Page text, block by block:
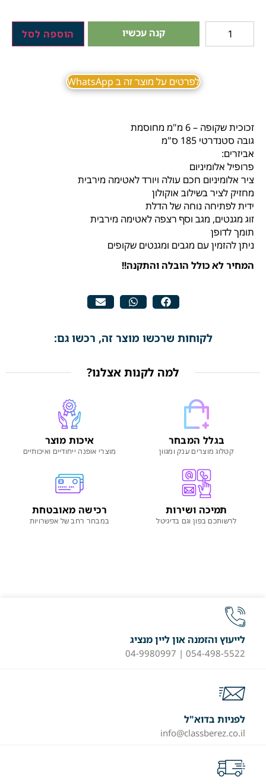
קנה עכשיו הוספה לסל
לפרטים על מוצר זה ב WhatsApp
זכוכית שקופה – 6 מ"מ מחוסמת
גובה סטנדרטי 185 ס"מ
אביזרים:
פרופיל אלומיניום
ציר אלומיניום חכם עולה ויורד לאטימה מירבית
מחזיק לציר בשילוב אוקולון
ידית לפתיחה נוחה של הדלת
זוג מגנטים, מגב וסף רצפה לאטימה מירבית
תומך לדופן
ניתן להזמין עם מגבים ומגנטים שקופים
המחיר לא כולל הובלה והתקנה!!
לקוחות שרכשו מוצר זה, רכשו גם:
למה לקנות אצלנו?
בגלל המבחר
קטלוג מוצרים ענק ומגוון
איכות מוצר
מוצרי אופנה ייחודיים ואיכותיים
תמיכה ושירות
לרשותכם בפון וגם בדיגיטל
רכישה מאובטחת
במבחר רחב של אפשרויות
לייעוץ והזמנה און ליין מנציג
054-498-5522 | 04-9980997
לפניות בדוא"ל
info@classberez.co.il